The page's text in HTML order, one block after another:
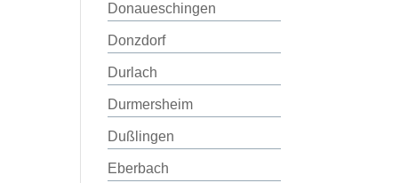
Donaueschingen
Donzdorf
Durlach
Durmersheim
Dußlingen
Eberbach